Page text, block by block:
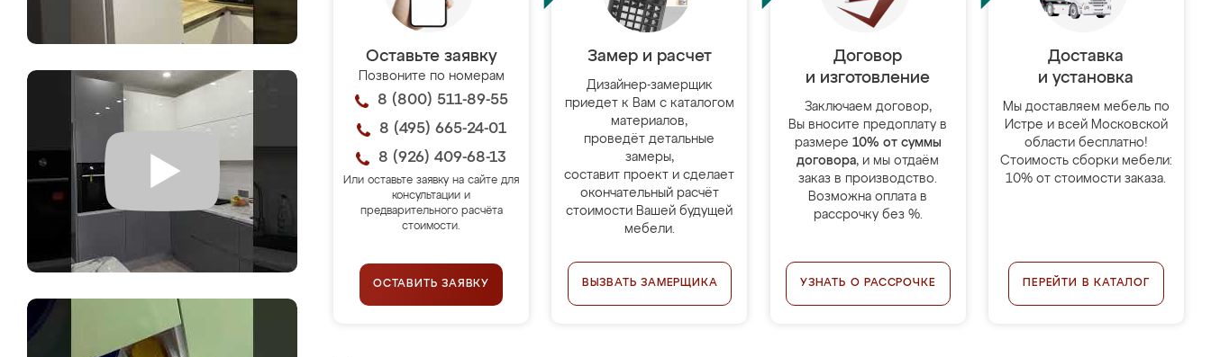
Оставьте заявку
Позвоните по номерам
8 (800) 511-89-55
8 (495) 665-24-01
8 (926) 409-68-13
Или оставьте заявку на сайте для
консультации и
предварительного расчёта
стоимости.
ОСТАВИТЬ ЗАЯВКУ
Замер и расчет
Дизайнер-замерщик
приедет к Вам с каталогом
материалов,
проведёт детальные
замеры,
составит проект и сделает
окончательный расчёт
стоимости Вашей будущей
мебели.
ВЫЗВАТЬ ЗАМЕРЩИКА
Договор
и изготовление
Заключаем договор,
Вы вносите предоплату в
размере 10% от суммы
договора, и мы отдаём
заказ в производство.
Возможна оплата в
рассрочку без %.
УЗНАТЬ О РАССРОЧКЕ
Доставка
и установка
Мы доставляем мебель по
Истре и всей Московской
области бесплатно!
Стоимость сборки мебели:
10% от стоимости заказа.
ПЕРЕЙТИ В КАТАЛОГ